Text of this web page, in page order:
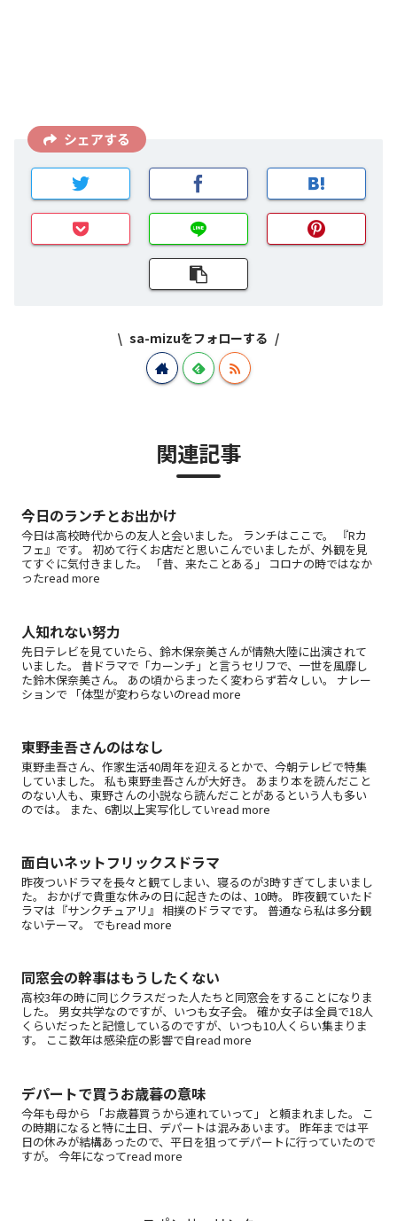
シェアする
sa-mizuをフォローする
関連記事
今日のランチとお出かけ
今日は高校時代からの友人と会いました。 ランチはここで。 『Rカ
フェ』です。 初めて行くお店だと思いこんでいましたが、外観を見
てすぐに気付きました。 「昔、来たことある」 コロナの時ではなか
ったread more
人知れない努力
先日テレビを見ていたら、鈴木保奈美さんが情熱大陸に出演されて
いました。 昔ドラマで「カーンチ」と言うセリフで、一世を風靡し
た鈴木保奈美さん。 あの頃からまったく変わらず若々しい。 ナレー
ションで 「体型が変わらないのread more
東野圭吾さんのはなし
東野圭吾さん、作家生活40周年を迎えるとかで、今朝テレビで特集
していました。 私も東野圭吾さんが大好き。 あまり本を読んだこと
のない人も、東野さんの小説なら読んだことがあるという人も多い
のでは。 また、6割以上実写化していread more
面白いネットフリックスドラマ
昨夜ついドラマを長々と観てしまい、寝るのが3時すぎてしまいまし
た。 おかげで貴重な休みの日に起きたのは、10時。 昨夜観ていたド
ラマは『サンクチュアリ』 相撲のドラマです。 普通なら私は多分観
ないテーマ。 でもread more
同窓会の幹事はもうしたくない
高校3年の時に同じクラスだった人たちと同窓会をすることになりま
した。 男女共学なのですが、いつも女子会。 確か女子は全員で18人
くらいだったと記憶しているのですが、いつも10人くらい集まりま
す。 ここ数年は感染症の影響で自read more
デパートで買うお歳暮の意味
今年も母から 「お歳暮買うから連れていって」 と頼まれました。 こ
の時期になると特に土日、デパートは混みあいます。 昨年までは平
日の休みが結構あったので、平日を狙ってデパートに行っていたので
すが。 今年になってread more